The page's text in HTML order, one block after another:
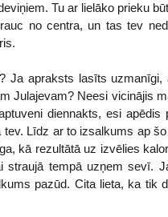
Tu ar lielāko prieku
no centra, un tas tev
apraksts lasīts uzmanīgi,
Julajevam? Neesi vicinājis
diennakts, esi apēdis
Līdz ar to izsalkums ap
kā rezultātā uz izvēlies
straujā tempā uzņem sevī.
pazūd. Cita lieta, ka tik